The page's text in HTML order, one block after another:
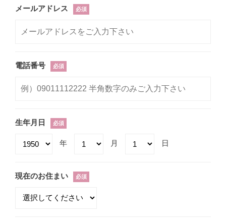
メールアドレス 必須
電話番号 必須
生年月日 必須
年 月 日
現在のお住まい 必須